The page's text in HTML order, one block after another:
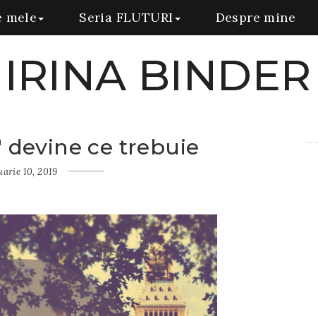
mele Seria FLUTURI Despre mine
IRINA BINDER
devine ce trebuie
10, 2019